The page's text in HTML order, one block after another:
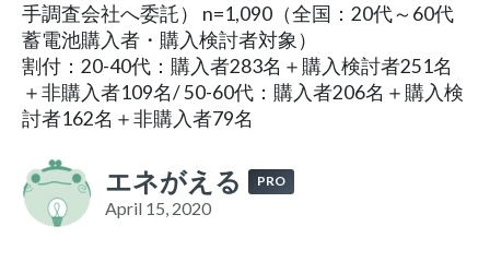
手調査会社へ委託） n=1,090（全国：20代～60代
蓄電池購入者・購入検討者対象）
割付：20-40代：購入者283名＋購入検討者251名
＋非購入者109名/ 50-60代：購入者206名＋購入検
討者162名＋非購入者79名
エネがえる PRO
April 15, 2020